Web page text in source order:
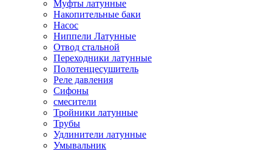
Муфты латунные
Накопительные баки
Насос
Ниппели Латунные
Отвод стальной
Переходники латунные
Полотенцесушитель
Реле давления
Сифоны
смесители
Тройники латунные
Трубы
Удлинители латунные
Умывальник